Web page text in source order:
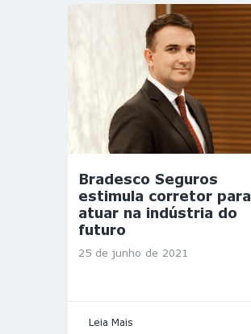
Bradesco Seguros
estimula corretor para
atuar na indústria do
futuro
25 de junho de 2021
Leia Mais